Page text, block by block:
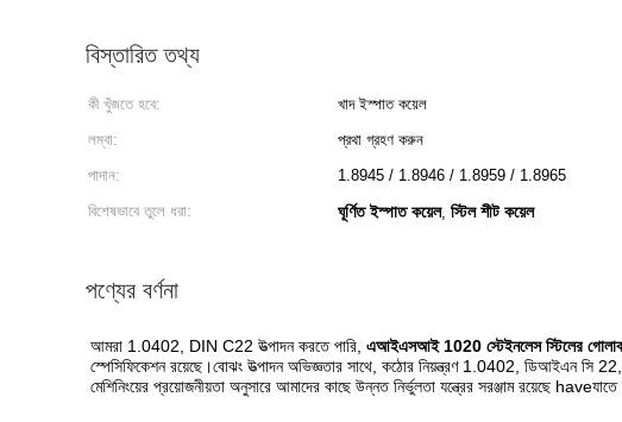
বিস্তারিত তথ্য
কী খুঁজতে হবে: খাদ ইস্পাত কয়েল
লম্বা:
প্রথা গ্রহণ করুন
পাদান:
1.8945 / 1.8946 / 1.8959 / 1.8965
বিশেষভাবে তুলে ধরা:
ঘূর্ণিত ইস্পাত কয়েল, স্টিল শীট কয়েল
পণ্যের বর্ণনা
আমরা 1.0402, DIN C22 উত্পাদন করতে পারি, এআইএসআই 1020 স্টেইনলেস স্টিলের
স্পেসিফিকেশন রয়েছে।বোঝং উত্পাদন অভিজ্ঞতার সাথে, কঠোর নিয়ন্ত্রণ 1.0402, ডিআইএন
মেশিনিংয়ের প্রয়োজনীয়তা অনুসারে আমাদের কাছে উন্নত নির্ভুলতা যন্ত্রের সরঞ্জাম রয়েছে